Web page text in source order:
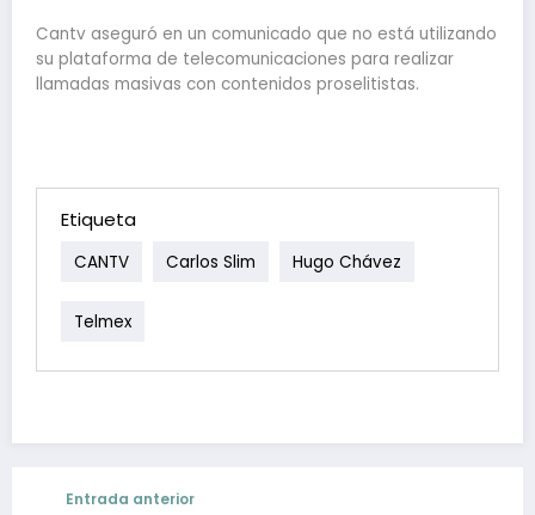
Cantv aseguró en un comunicado que no está utilizando
su plataforma de telecomunicaciones para realizar
llamadas masivas con contenidos proselitistas.
Etiqueta
CANTV Carlos Slim Hugo Chávez
Telmex
Entrada anterior